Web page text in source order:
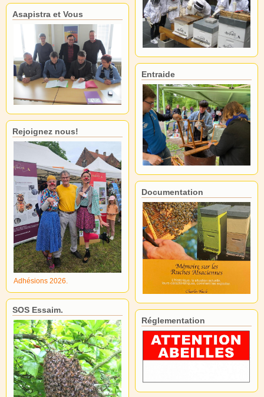
Asapistra et Vous
Rejoignez nous!
Adhésions 2026.
SOS Essaim.
Entraide
Documentation
Réglementation